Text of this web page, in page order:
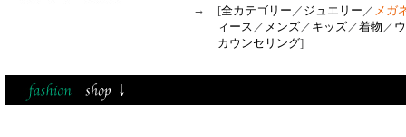
→
[全カテゴリー ／ ジュエリー ／ メガ
ィース ／ メンズ／ キッズ／着物 ／
カウンセリング]